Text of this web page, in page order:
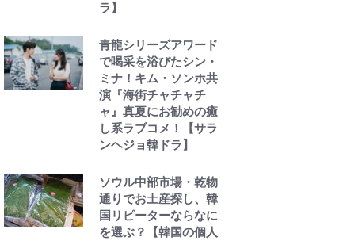
ラ】
青龍シリーズアワード
で喝采を浴びたシン・
ミナ！キム・ソンホ共
演『海街チャチャチ
ャ』真夏にお勧めの癒
し系ラブコメ！【サラ
ンヘジョ韓ドラ】
ソウル中部市場・乾物
通りでお土産探し、韓
国リピーターならなに
を選ぶ？【韓国の個人